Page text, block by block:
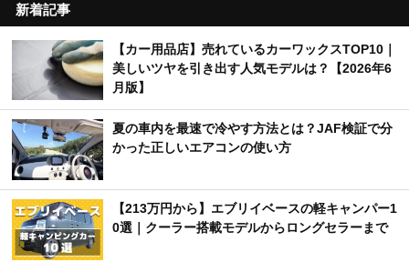
新着記事
【カー用品店】売れているカーワックスTOP10｜
美しいツヤを引き出す人気モデルは？【2026年6
月版】
夏の車内を最速で冷やす方法とは？JAF検証で分
かった正しいエアコンの使い方
【213万円から】エブリイベースの軽キャンパー1
0選｜クーラー搭載モデルからロングセラーまで